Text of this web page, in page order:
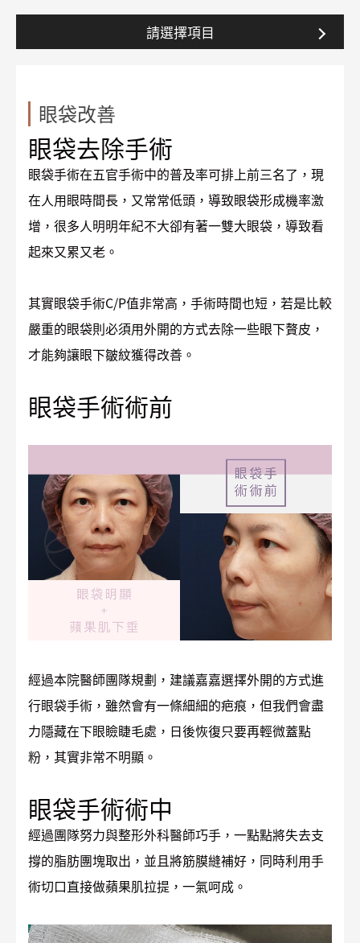
請選擇項目
眼袋改善
眼袋去除手術
眼袋手術在五官手術中的普及率可排上前三名了，現
在人用眼時間長，又常常低頭，導致眼袋形成機率激
增，很多人明明年紀不大卻有著一雙大眼袋，導致看
起來又累又老。
其實眼袋手術C/P值非常高，手術時間也短，若是比較
嚴重的眼袋則必須用外開的方式去除一些眼下贅皮，
才能夠讓眼下皺紋獲得改善。
眼袋手術術前
經過本院醫師團隊規劃，建議嘉嘉選擇外開的方式進
行眼袋手術，雖然會有一條細細的疤痕，但我們會盡
力隱藏在下眼瞼睫毛處，日後恢復只要再輕微蓋點
粉，其實非常不明顯。
眼袋手術術中
經過團隊努力與整形外科醫師巧手，一點點將失去支
撐的脂肪團塊取出，並且將筋膜縫補好，同時利用手
術切口直接做蘋果肌拉提，一氣呵成。